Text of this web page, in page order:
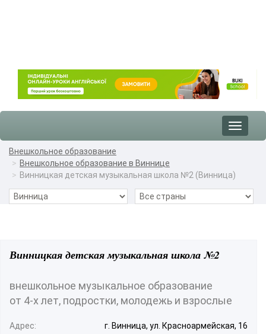
Toggle
Внешкольное образование
Внешкольное образование в Виннице
Винницкая детская музыкальная школа №2 (Винница)
Винницкая детская музыкальная школа №2
внешкольное музыкальное образование
от 4-х лет, подростки, молодежь и взрослые
Адрес:
г. Винница, ул. Красноармейская, 16